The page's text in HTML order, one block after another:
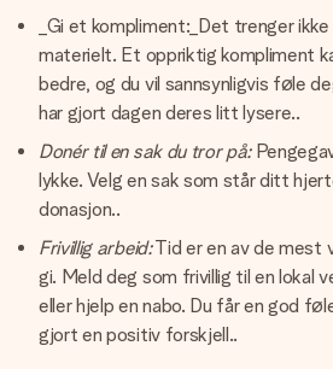
_Gi et kompliment:_Det trenger
materielt. Et oppriktig kompliment
bedre, og du vil sannsynligvis føle
har gjort dagen deres litt lysere..
Donér til en sak du tror på:
lykke. Velg en sak som står ditt
donasjon..
Frivillig arbeid:Tid er en av de mest
gi. Meld deg som frivillig til en lokal
eller hjelp en nabo. Du får en god
gjort en positiv forskjell..